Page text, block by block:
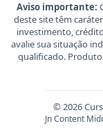
Aviso importante:
deste site têm
investimento,
avalie sua situação
qualificado.
© 2026
Jn Content